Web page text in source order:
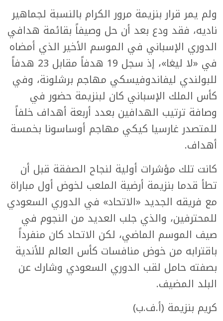
ولم يمر قرار بنزيمة مرور الكرام بالنسبة لجماهير
ناديه، فقد ودع بعد أن حل وصيفاً بقائمة هدافي
الدوري الإسباني في الموسم الأخير الذي أمضاه
في «لا ليغا»، إذ سجل 19 هدفاً مقابل 23 هدفاً
للبولندي ليفاندوفيسكي مهاجم برشلونة، وفي
كأس الملك الإسباني كان لبنزيمة حضور في
وصافة ترتيب الهدافين بعدد أربعة أهداف خلفاً
للمتصدر غارسيا كيكي مهاجم أوساسونا بخمسة
أهداف.
كانت تلك مؤشرات أولية لنجاح الصفقة قبل أن
تطأ قدما بنزيمة أرضية الملعب لخوض أول مباراة
مع فريقه الجديد «الاتحاد» في الدوري السعودي
للمحترفين، والذي جلب العديد من النجوم في
صيف الموسم الماضي، لكن الاتحاد كان منفرداً
باقترابه من خوض منافسات كأس العالم للأندية
بصفته حامل لقب الدوري السعودي وشارك عن
البلد المضيف.
كريم بنزيمة (أ.ف.ب)